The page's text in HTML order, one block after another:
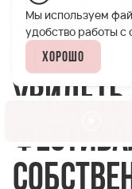
Санкт-
стирает
Мы используем
удобство работы с
Хорошо